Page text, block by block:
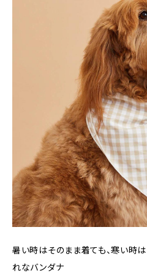
暑い時はそのまま着ても、寒い時
れなバンダナ